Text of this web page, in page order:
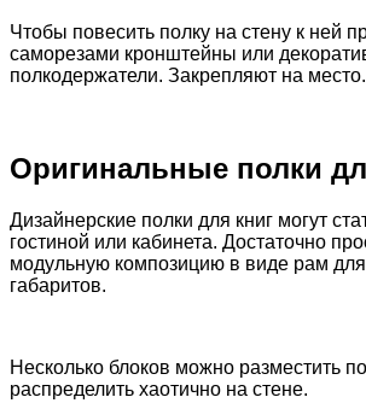
Чтобы повесить полку на стену к ней
саморезами кронштейны или
полкодержатели. Закрепляют на место.
Оригинальные полки
Дизайнерские полки для книг могут
гостиной или кабинета. Достаточно
модульную композицию в виде рам
габаритов.
Несколько блоков можно разместить
распределить хаотично на стене.